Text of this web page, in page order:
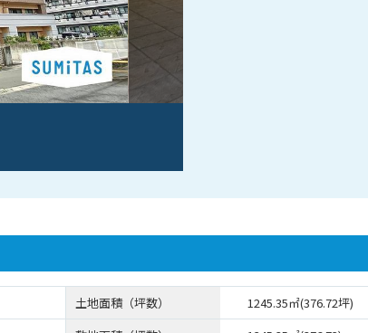
土地面積（坪数）
1245.35㎡(376.72坪)